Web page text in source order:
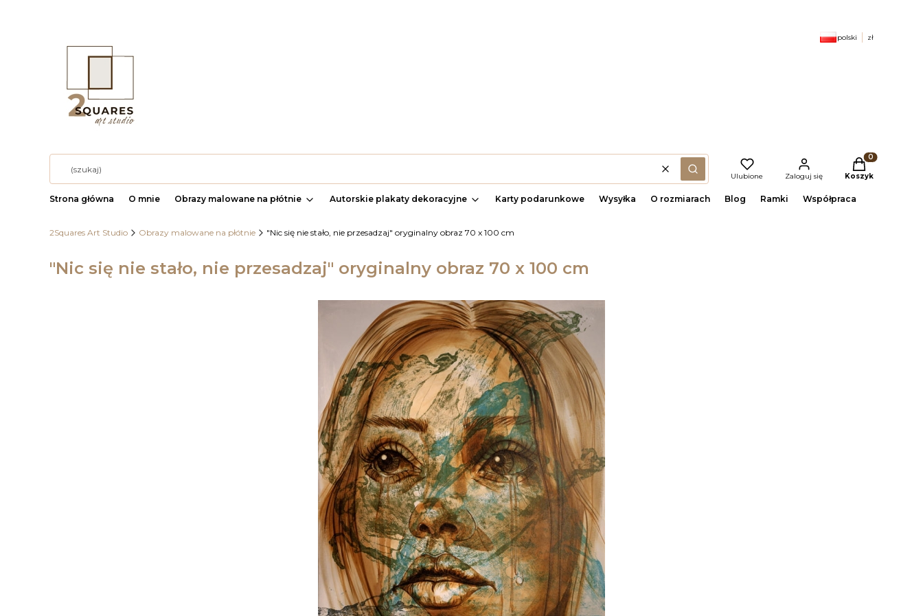
polski zł
Wyczyść(szukaj) Ulubione Zaloguj się
Produkty w
Koszyk
Strona główna O mnie Obrazy malowane na płótnie Autorskie plakaty dekoracyjne Karty podarunkowe Wysyłka O rozmiarach Blog Ramki Współpraca
2Squares Art Studio Obrazy malowane na płótnie "Nic się nie stało, nie przesadzaj" oryginalny obraz 70 x 100 cm
"Nic się nie stało, nie przesadzaj" oryginalny obraz 70 x 100 cm